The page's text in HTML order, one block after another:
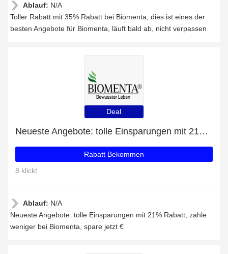
Ablauf: N/A
Toller Rabatt mit 35% Rabatt bei Biomenta, dies ist eines der
besten Angebote für Biomenta, läuft bald ab, nicht verpassen
Deal
Neueste Angebote: tolle Einsparungen mit 21% Rabatt
Rabatt Bekommen
8 klickt
Ablauf: N/A
Neueste Angebote: tolle Einsparungen mit 21% Rabatt, zahle
weniger bei Biomenta, spare jetzt €